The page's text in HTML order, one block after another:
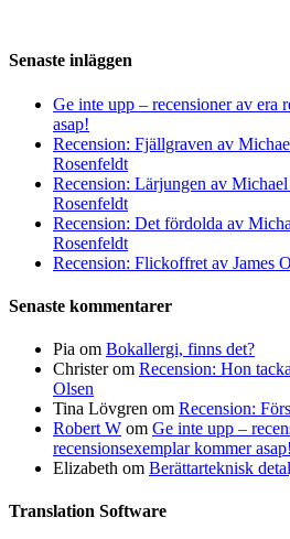
Senaste inläggen
Ge inte upp – recensioner av era
asap!
Recension: Fjällgraven av
Rosenfeldt
Recension: Lärjungen av
Rosenfeldt
Recension: Det fördolda av
Rosenfeldt
Recension: Flickoffret av James
Senaste kommentarer
Pia om Bokallergi, finns det?
Christerom Recension: Hon
Olsen
Tina Lövgren om Recension:
Robert W om Ge inte upp –
recensionsexemplar kommer asap!
Elizabeth om Berättarteknisk
Translation Software